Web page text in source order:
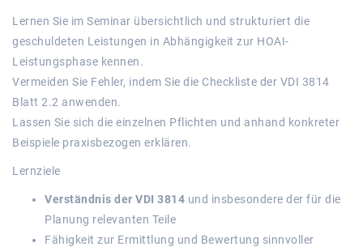
Lernen Sie im Seminar übersichtlich und strukturiert die
geschuldeten Leistungen in Abhängigkeit zur HOAI-
Leistungsphase kennen.
Vermeiden Sie Fehler, indem Sie die Checkliste der VDI 3814
Blatt 2.2 anwenden.
Lassen Sie sich die einzelnen Pflichten und anhand konkreter
Beispiele praxisbezogen erklären.
Lernziele
Verständnis der VDI 3814 und insbesondere der für die
Planung relevanten Teile
Fähigkeit zur Ermittlung und Bewertung sinnvoller